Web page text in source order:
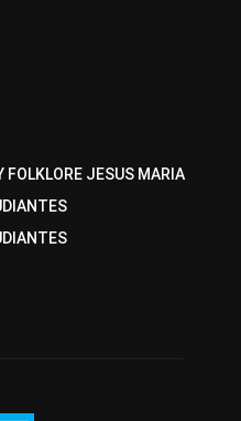
FOLKLORE JESUS MARIA